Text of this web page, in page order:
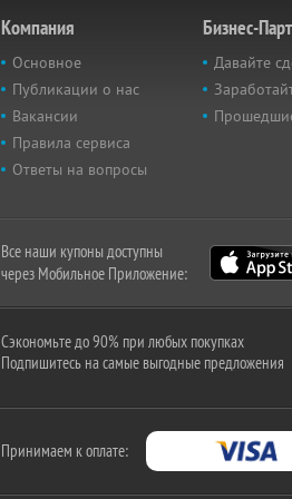
Компания
Основное
Публикации о нас
Вакансии
Правила сервиса
Ответы на вопросы
Бизнес-
Давайте
Все наши купоны доступны
через Мобильное Приложение:
Сэкономьте до 90% при любых покупках
Подпишитесь на самые выгодные предложения
Принимаем к оплате: